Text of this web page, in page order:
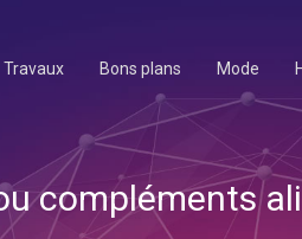
Travaux Bons plans Mode
compléments